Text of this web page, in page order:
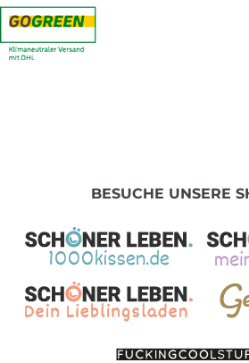
BESUCHE UNSERE